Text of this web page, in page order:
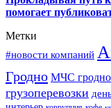
помогает
Метки
#новости компаний
Гродно МЧС гродно
грузоперевозки